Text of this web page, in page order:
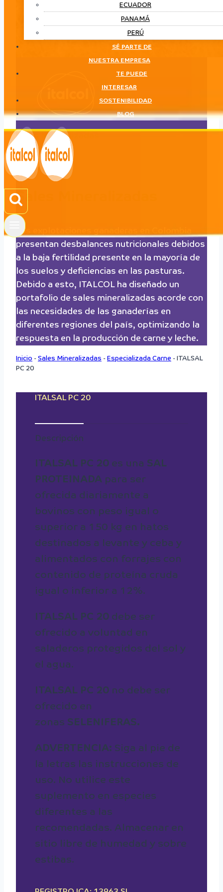
ECUADOR
PANAMÁ
PERÚ
SÉ PARTE DE
NUESTRA EMPRESA
TE PUEDE
INTERESAR
SOSTENIBILIDAD
BLOG
Sales Mineralizadas
LÍNEA
Sales Mineralizadas
Las explotaciones ganaderas en Colombia
presentan desbalances nutricionales debidos
a la baja fertilidad presente en la mayoría de
los suelos y deficiencias en las pasturas.
Debido a esto, ITALCOL ha diseñado un
portafolio de sales mineralizadas acorde con
las necesidades de las ganaderías en
diferentes regiones del país, optimizando la
respuesta en la producción de carne y leche.
Inicio - Sales Mineralizadas - Especializada Carne - ITALSAL
PC 20
ITALSAL PC 20
Descripción
ITALSAL PC 20 es una SAL
PROTEINADA para ser
ofrecida diariamente a
bovinos con peso igual o
superior a 150 kg en hatos
destinados a levante y ceba y
alimentados con forrajes con
contenido de proteína cruda
igual o inferior a 12%.
ITALSAL PC 20 debe ser
ofrecido a voluntad en
saladeros protegidos del sol y
el agua.
ITALSAL PC 20 no debe ser
ofrecido en
zonas SELENIFERAS.
ADVERTENCIA: Siga al pie de
la letras las instrucciones de
uso. No utilice este
suplemento en especies
diferentes a las
recomendadas. Almacenar en
sitio libre de humedad y sobre
estibas.